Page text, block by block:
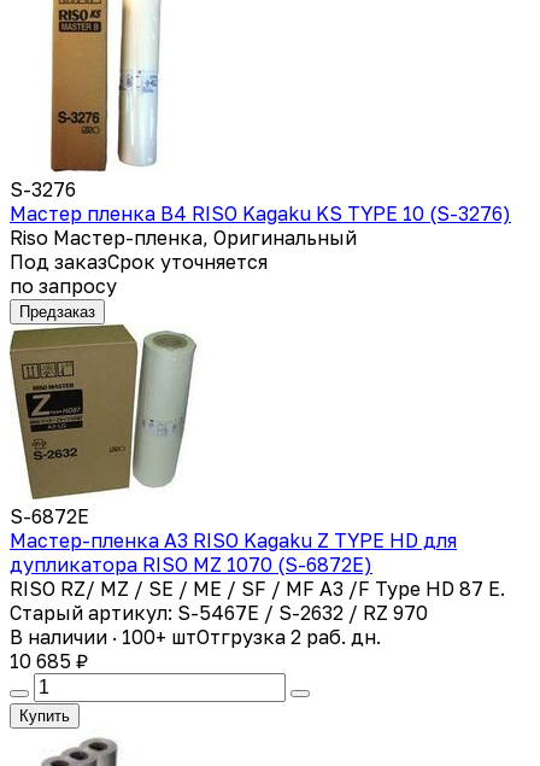
S-3276
Мастер пленка B4 RISO Kagaku KS TYPE 10 (S-3276)
Riso Мастер-пленка, Оригинальный
Под заказСрок уточняется
по запросу
Предзаказ
S-6872E
Мастер-пленка A3 RISO Kagaku Z TYPE HD для
дупликатора RISO MZ 1070 (S-6872E)
RISO RZ/ MZ / SE / ME / SF / MF A3 /F Type HD 87 E.
Старый артикул: S-5467E / S-2632 / RZ 970
В наличии · 100+ штОтгрузка 2 раб. дн.
10 685 ₽
Купить